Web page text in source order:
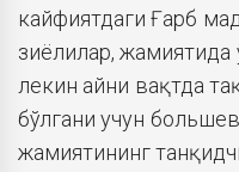
кайфиятдаги Ғарб
зиёлилар, жамиятида
лекин айни вақтда
бўлгани учун
жамиятининг